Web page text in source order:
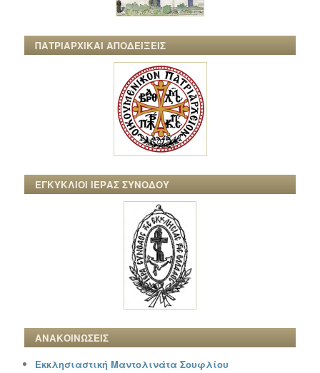
ΠΑΤΡΙΑΡΧΙΚΑΙ ΑΠΟΔΕΙΞΕΙΣ
ΕΓΚΥΚΛΙΟΙ ΙΕΡΑΣ ΣΥΝΟΔΟΥ
ΑΝΑΚΟΙΝΩΣΕΙΣ
Εκκλησιαστική Μαντολινάτα Σουφλίου